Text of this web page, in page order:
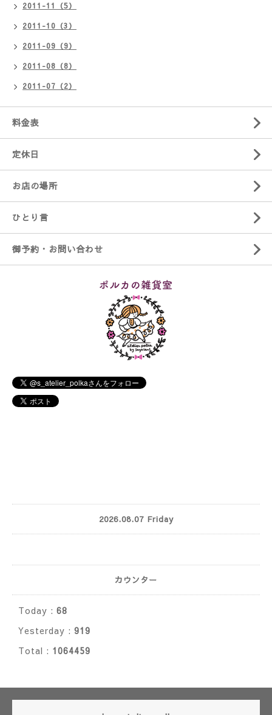
2011-11（5）
2011-10（3）
2011-09（9）
2011-08（8）
2011-07（2）
料金表
定休日
お店の場所
ひとり言
御予約・お問い合わせ
2026.08.07 Friday
カウンター
Today : 68
Yesterday : 919
Total : 1064459